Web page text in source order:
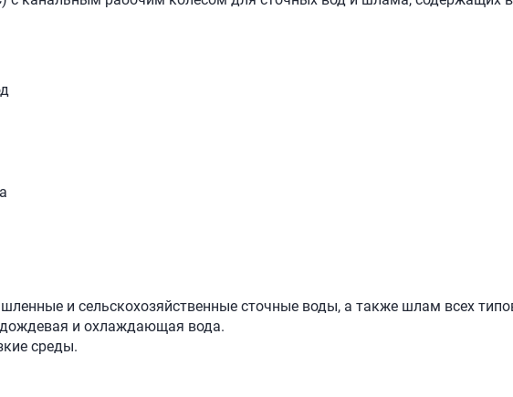
и сельскохозяйственные сточные воды, а также шлам всех
и охлаждающая вода.
среды.